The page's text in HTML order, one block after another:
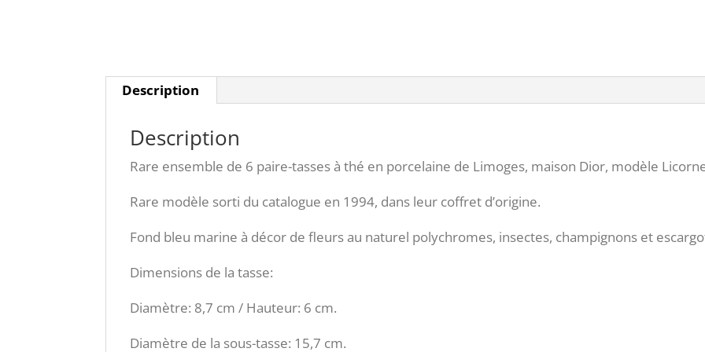
Description
Description
Rare ensemble de 6 paire-tasses à thé en porcelaine de Limoges, maison Dior, modèle
Rare modèle sorti du catalogue en 1994, dans leur coffret d’origine.
Fond bleu marine à décor de fleurs au naturel polychromes, insectes, champignons et
Dimensions de la tasse:
Diamètre: 8,7 cm / Hauteur: 6 cm.
Diamètre de la sous-tasse: 15,7 cm.